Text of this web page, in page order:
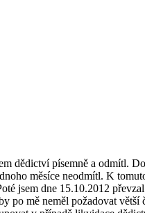
dědictví písemně a odmítl.
měsíce neodmítl. K
jsem dne 15.10.2012
mě neměl požadovat větší